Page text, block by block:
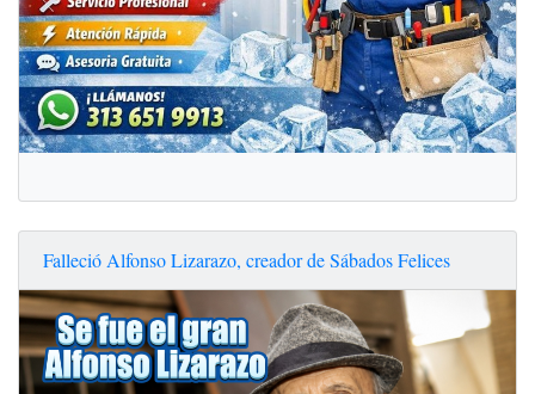
Falleció Alfonso Lizarazo, creador de Sábados Felices